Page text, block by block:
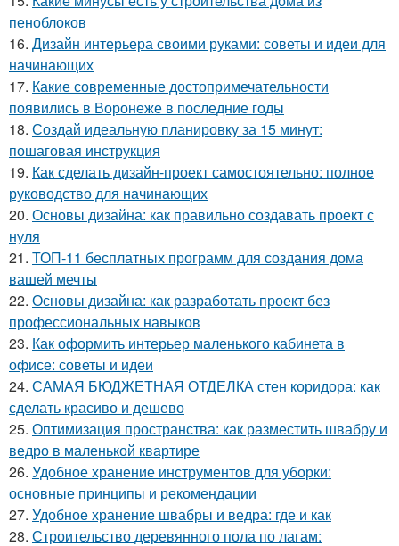
пеноблоков
16. Дизайн интерьера своими руками: советы и идеи для
начинающих
17. Какие современные достопримечательности
появились в Воронеже в последние годы
18. Создай идеальную планировку за 15 минут:
пошаговая инструкция
19. Как сделать дизайн-проект самостоятельно: полное
руководство для начинающих
20. Основы дизайна: как правильно создавать проект с
нуля
21. ТОП-11 бесплатных программ для создания дома
вашей мечты
22. Основы дизайна: как разработать проект без
профессиональных навыков
23. Как оформить интерьер маленького кабинета в
офисе: советы и идеи
24. САМАЯ БЮДЖЕТНАЯ ОТДЕЛКА стен коридора: как
сделать красиво и дешево
25. Оптимизация пространства: как разместить швабру и
ведро в маленькой квартире
26. Удобное хранение инструментов для уборки:
основные принципы и рекомендации
27. Удобное хранение швабры и ведра: где и как
28. Строительство деревянного пола по лагам: